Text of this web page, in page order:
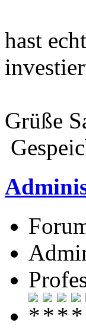
hast
Grüße